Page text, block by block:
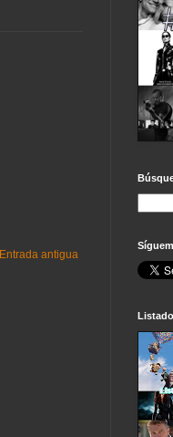
Entrada antigua